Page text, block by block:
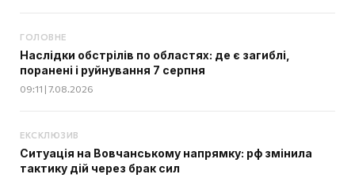
ГОЛОВНЕ
Наслідки обстрілів по областях: де є загиблі,
поранені і руйнування 7 серпня
09:11 | 7.08.2026
ЕКСКЛЮЗИВ
Ситуація на Вовчанському напрямку: рф змінила
тактику дій через брак сил